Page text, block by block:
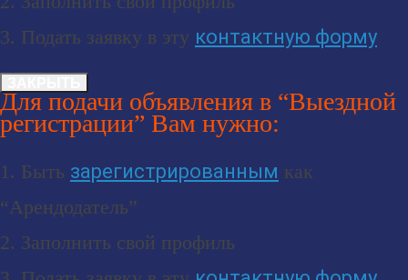
3. Подать заявку в эту контактную форму
Для подачи объявления в “Выездной
регистрации” Вам нужно:
1. Быть зарегистрированным как
“Арендодатель”
2. Заполнить свой профиль